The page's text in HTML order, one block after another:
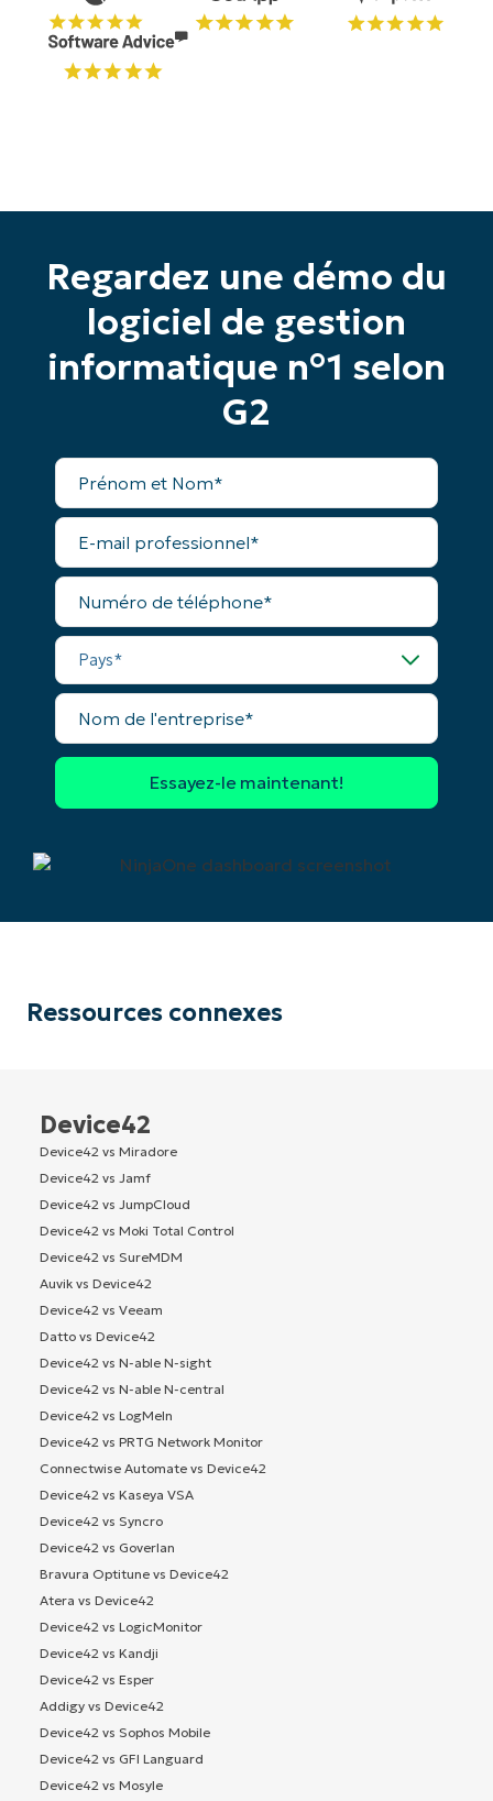
Regardez une démo du
logiciel de gestion
informatique n°1 selon
G2
Prénom
Nom*
E-
mail
professionnel*
Numéro
téléphone*
Pays*
Nom
l'entreprise*
Ressources connexes
Device42
Device42 vs Miradore
Device42 vs Jamf
Device42 vs JumpCloud
Device42 vs Moki Total Control
Device42 vs SureMDM
Auvik vs Device42
Device42 vs Veeam
Datto vs Device42
Device42 vs N-able N-sight
Device42 vs N-able N-central
Device42 vs LogMeIn
Device42 vs PRTG Network Monitor
Connectwise Automate vs Device42
Device42 vs Kaseya VSA
Device42 vs Syncro
Device42 vs Goverlan
Bravura Optitune vs Device42
Atera vs Device42
Device42 vs LogicMonitor
Device42 vs Kandji
Device42 vs Esper
Addigy vs Device42
Device42 vs Sophos Mobile
Device42 vs GFI Languard
Device42 vs Mosyle
Commencez votre essai de 14 jours
Business
Phone
number*